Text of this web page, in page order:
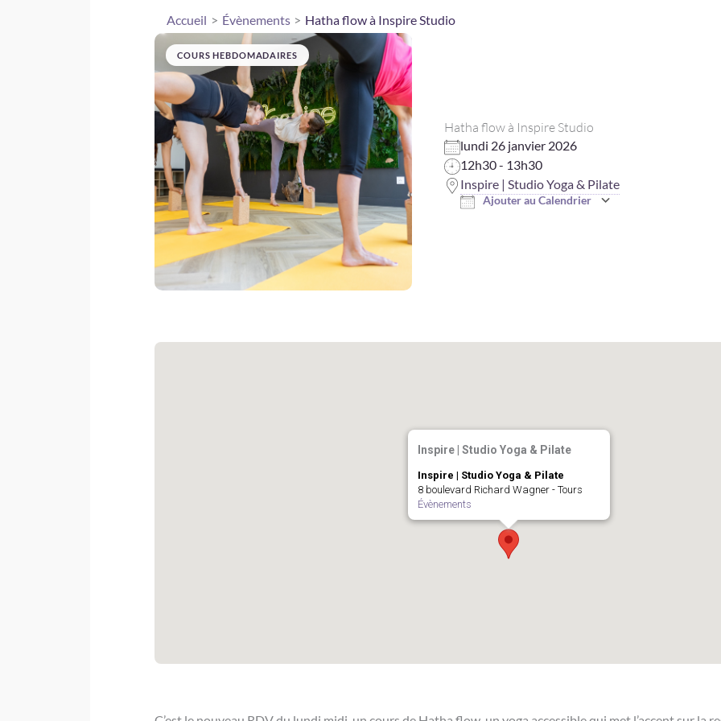
Accueil Évènements Hatha flow à Inspire Studio
COURS HEBDOMADAIRES
Hatha flow à Inspire Studio
lundi 26 janvier 2026
12h30 - 13h30
Inspire | Studio Yoga & Pilate
Ajouter au Calendrier
Inspire | Studio Yoga & Pilate
Inspire | Studio Yoga & Pilate
8 boulevard Richard Wagner - Tours
Évènements